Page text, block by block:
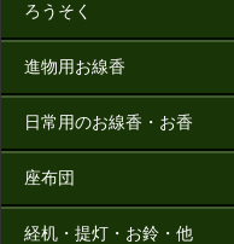
ろうそく
進物用お線香
日常用のお線香・お香
座布団
経机・提灯・お鈴・他